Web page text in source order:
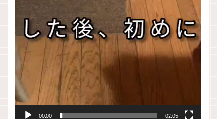
00:00 02:05